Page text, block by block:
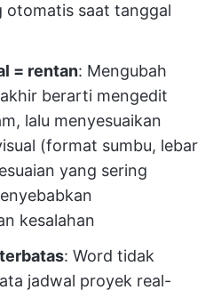
otomatis saat tanggal
= rentan: Mengubah
berarti mengedit
lalu menyesuaikan
(format sumbu, lebar
yang sering
kesalahan
: Word tidak
jadwal proyek real-